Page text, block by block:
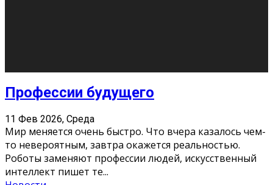
Как бороться со стрессом
11 Фев 2026, Среда
Стресс – нормальная реакция организма, когда
факторов, воздействующих на твой организм
больше, чем ресурсов. Есть советы, как бороться со
стрессовым состояни